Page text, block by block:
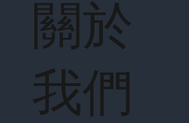
關於
我們